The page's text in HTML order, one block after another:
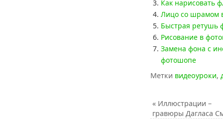
Как нарисовать
Лицо со шрамом
Быстрая ретушь
Рисование в
Замена фона с
фотошопе
Метки видеоуроки,
«Иллюстрации –
гравюры Дагласа